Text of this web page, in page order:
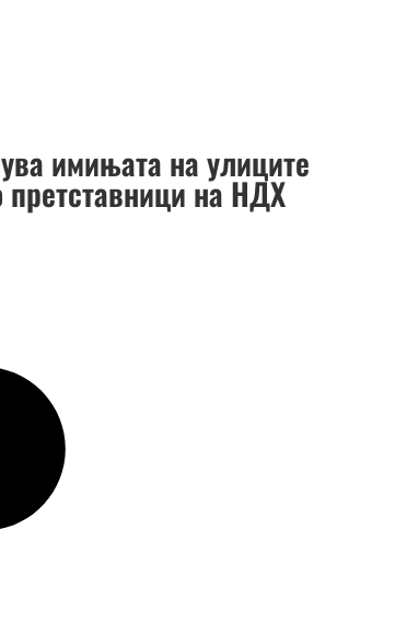
имињата на улиците
претставници на НДХ